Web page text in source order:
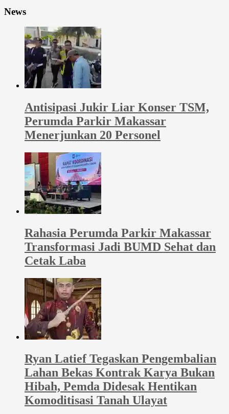
News
Antisipasi Jukir Liar Konser TSM,
Perumda Parkir Makassar
Menerjunkan 20 Personel
Rahasia Perumda Parkir Makassar
Transformasi Jadi BUMD Sehat dan
Cetak Laba
Ryan Latief Tegaskan Pengembalian
Lahan Bekas Kontrak Karya Bukan
Hibah, Pemda Didesak Hentikan
Komoditisasi Tanah Ulayat